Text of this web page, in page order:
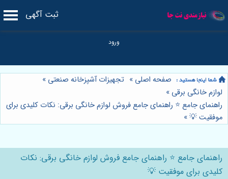
ثبت آگهی
صفحه اصلی » تجهیزات آشپزخانه صنعتی »
لوازم خانگی برقی »
راهنمای جامع ⭐️ راهنمای جامع فروش لوازم خانگی برقی: نکات کلیدی برای
موفقیت 💡»
راهنمای جامع ⭐️ راهنمای جامع فروش لوازم خانگی برقی: نکات
کلیدی برای موفقیت 💡